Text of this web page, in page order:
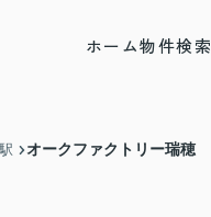
ホーム物件検索
オークファクトリー瑞穂